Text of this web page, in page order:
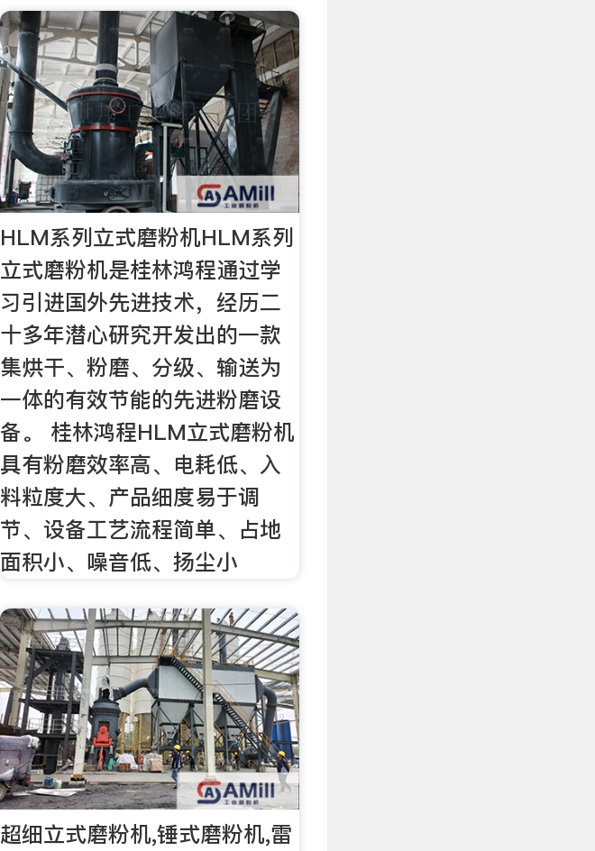
HLM系列立式磨粉机HLM系列
立式磨粉机是桂林鸿程通过学
习引进国外先进技术，经历二
十多年潜心研究开发出的一款
集烘干、粉磨、分级、输送为
一体的有效节能的先进粉磨设
备。 桂林鸿程HLM立式磨粉机
具有粉磨效率高、电耗低、入
料粒度大、产品细度易于调
节、设备工艺流程简单、占地
面积小、噪音低、扬尘小
超细立式磨粉机,锤式磨粉机,雷